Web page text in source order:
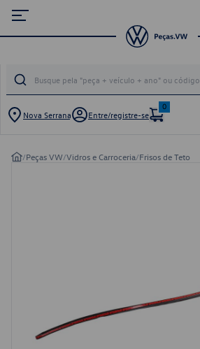
Nova Serrana Entre/registre-se
0
/Peças VW/Vidros e Carroceria/Frisos de Teto